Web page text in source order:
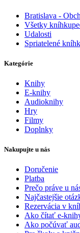
Bratislava -
Všetky
Udalosti
Spriatelené
Kategórie
Knihy
E-knihy
Audioknihy
Hry
Filmy
Doplnky
Nakupujte u nás
Doručenie
Platba
Prečo práve u
Najčastejšie
Rezervácia v
Ako čítať e-
Ako počúvať